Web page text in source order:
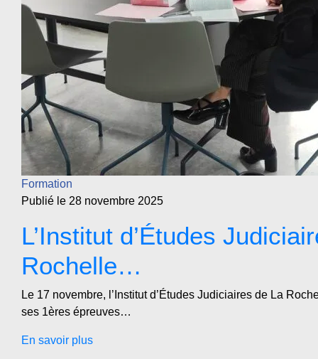
Formation
Publié le 28 novembre 2025
L’Institut d’Études
Rochelle…
Le 17 novembre, l’Institut d’Études Judiciaires de La
ses 1ères épreuves…
En savoir plus